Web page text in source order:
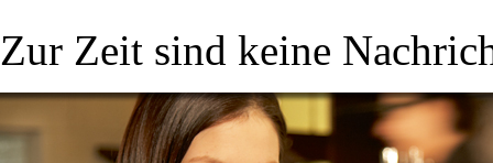
Zur Zeit sind keine